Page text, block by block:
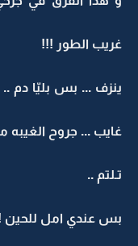
غريب الطور !!!
ينزف ... بس بليّا دم ..
غايب ... جروح الغيبه
تـلتم ..
بس عندي امل للحين